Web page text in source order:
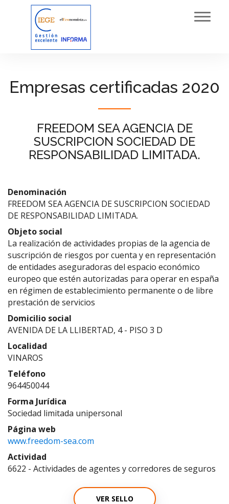
Empresas certificadas 2020
FREEDOM SEA AGENCIA DE
SUSCRIPCION SOCIEDAD DE
RESPONSABILIDAD LIMITADA.
Denominación
FREEDOM SEA AGENCIA DE SUSCRIPCION SOCIEDAD
DE RESPONSABILIDAD LIMITADA.
Objeto social
La realización de actividades propias de la agencia de
suscripción de riesgos por cuenta y en representación
de entidades aseguradoras del espacio económico
europeo que estén autorizadas para operar en españa
en régimen de establecimiento permanente o de libre
prestación de servicios
Domicilio social
AVENIDA DE LA LLIBERTAD, 4 - PISO 3 D
Localidad
VINAROS
Teléfono
964450044
Forma Jurídica
Sociedad limitada unipersonal
Página web
www.freedom-sea.com
Actividad
6622 - Actividades de agentes y corredores de seguros
VER SELLO